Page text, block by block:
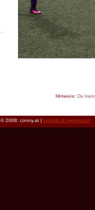
Hinweis:Du
© 2008: conny.at | kontakt & impressum